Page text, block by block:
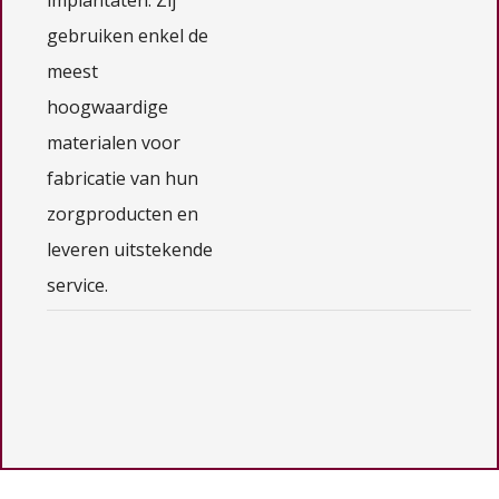
gebruiken enkel de
meest
hoogwaardige
materialen voor
fabricatie van hun
zorgproducten en
leveren uitstekende
service.